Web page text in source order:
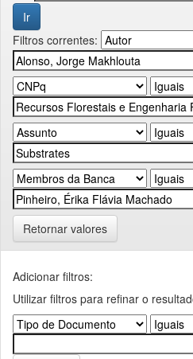
Filtros correntes:
Retornar valores
Adicionar filtros:
Utilizar filtros para refinar o